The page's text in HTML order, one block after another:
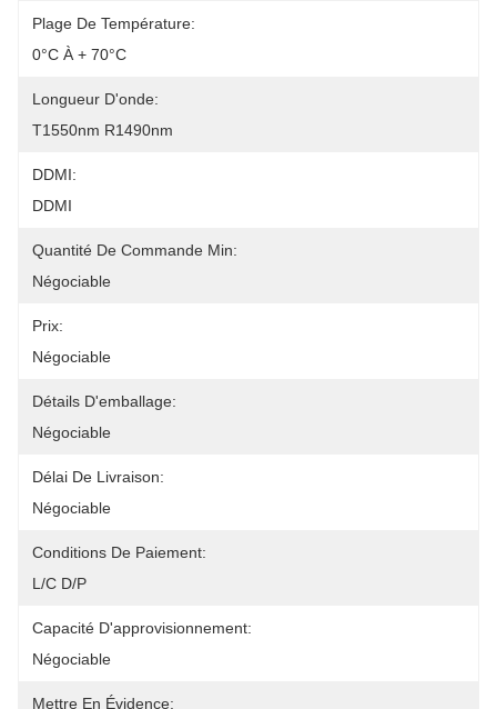
Plage De Température:
0°C À + 70°C
Longueur D'onde:
T1550nm R1490nm
DDMI:
DDMI
Quantité De Commande Min:
Négociable
Prix:
Négociable
Détails D'emballage:
Négociable
Délai De Livraison:
Négociable
Conditions De Paiement:
L/C D/P
Capacité D'approvisionnement:
Négociable
Mettre En Évidence: